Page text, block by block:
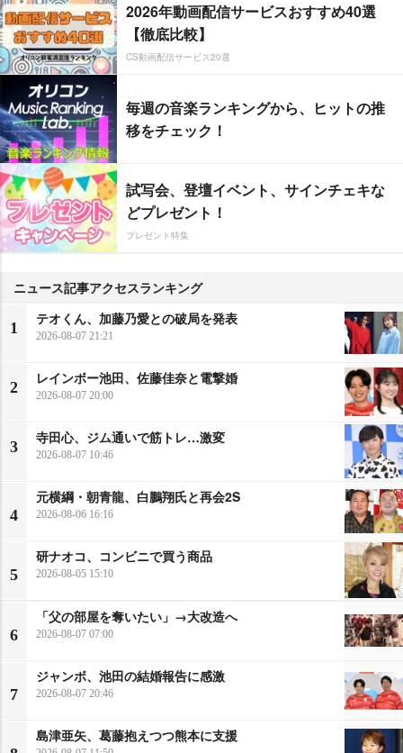
2026年動画配信サービスおすすめ40選
【徹底比較】
CS動画配信サービス20選
毎週の音楽ランキングから、ヒットの推
移をチェック！
試写会、登壇イベント、サインチェキな
どプレゼント！
プレゼント特集
ニュース記事アクセスランキング
1
テオくん、加藤乃愛との破局を発表
2026-08-07 21:21
2
レインボー池田、佐藤佳奈と電撃婚
2026-08-07 20:00
3
寺田心、ジム通いで筋トレ…激変
2026-08-07 10:46
4
元横綱・朝青龍、白鵬翔氏と再会2S
2026-08-06 16:16
5
研ナオコ、コンビニで買う商品
2026-08-05 15:10
6
「父の部屋を奪いたい」→大改造へ
2026-08-07 07:00
7
ジャンボ、池田の結婚報告に感激
2026-08-07 20:46
島津亜矢、葛藤抱えつつ熊本に支援